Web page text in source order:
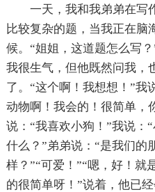
一天，我和我弟弟在写
比较复杂的题，当我正在脑
候。“姐姐，这道题怎么写
我很生气，但他既然问我，
了。“这个啊！我想想！”我
动物啊！我会的！很简单，
说：“我喜欢小狗！”我说：
什么？”弟弟说：“是我们的
样？”“可爱！”“嗯，好！就
的很简单呀！”说着，他已